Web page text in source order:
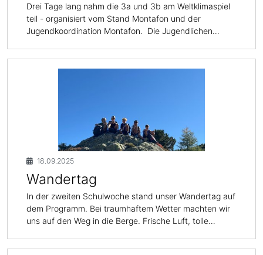
Drei Tage lang nahm die 3a und 3b am Weltklimaspiel
teil - organisiert vom Stand Montafon und der
Jugendkoordination Montafon. Die Jugendlichen…
18.09.2025
Wandertag
In der zweiten Schulwoche stand unser Wandertag auf
dem Programm. Bei traumhaftem Wetter machten wir
uns auf den Weg in die Berge. Frische Luft, tolle…